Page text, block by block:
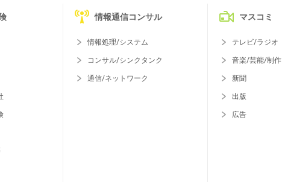
情報通信コンサル
情報処理/システム
コンサル/シンクタンク
通信/ネットワーク
マスコミ
テレビ/ラジオ
音楽/芸能/制作
新聞
出版
広告